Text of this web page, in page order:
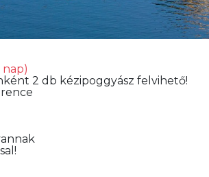
nap)
2 db kézipoggyász felvihető!